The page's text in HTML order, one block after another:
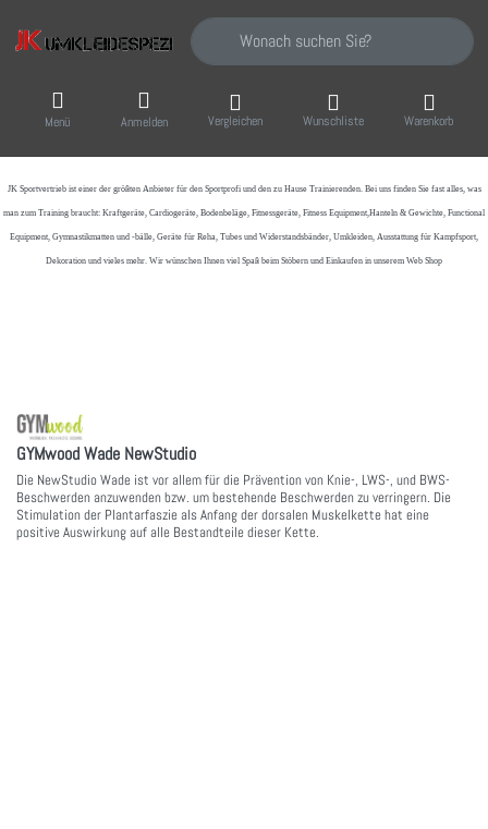
Geben Sie einen Suchbegriff ein. Während
Menü Anmelden Vergleichen Wunschliste Warenkorb
JK Sportvertrieb ist einer der größten Anbieter für den Sportprofi und den zu Hause Trainierenden. Bei uns finden Sie fast alles, was
man zum Training braucht: Kraftgeräte, Cardiogeräte, Bodenbeläge, Fitnessgeräte, Fitness Equipment,Hanteln & Gewichte, Functional
Equipment, Gymnastikmatten und -bälle, Geräte für Reha, Tubes und Widerstandsbänder, Umkleiden, Ausstattung für Kampfsport,
Dekoration und vieles mehr. Wir wünschen Ihnen viel Spaß beim Stöbern und Einkaufen in unserem Web Shop
GYMwood Wade NewStudio
Die NewStudio Wade ist vor allem für die Prävention von Knie-, LWS-, und BWS-
Beschwerden anzuwenden bzw. um bestehende Beschwerden zu verringern. Die
Stimulation der Plantarfaszie als Anfang der dorsalen Muskelkette hat eine
positive Auswirkung auf alle Bestandteile dieser Kette.